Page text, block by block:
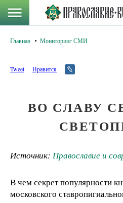
Главная Мониторинг СМИ
Tweet Нравится
ВО СЛАВУ
Источник: Православие и
В чем секрет популярности
московского